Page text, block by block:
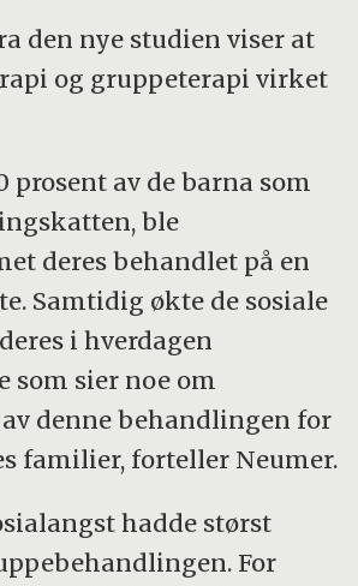
den nye studien viser at
og gruppeterapi virket
prosent av de barna som
ble
deres behandlet på en
Samtidig økte de sosiale
i hverdagen
som sier noe om
denne behandlingen for
familier, forteller Neumer.
hadde størst
For